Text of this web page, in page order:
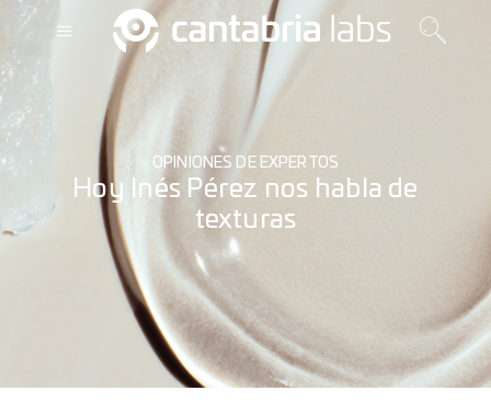
OPINIONES DE EXPERTOS
Hoy Inés Pérez nos habla de
texturas